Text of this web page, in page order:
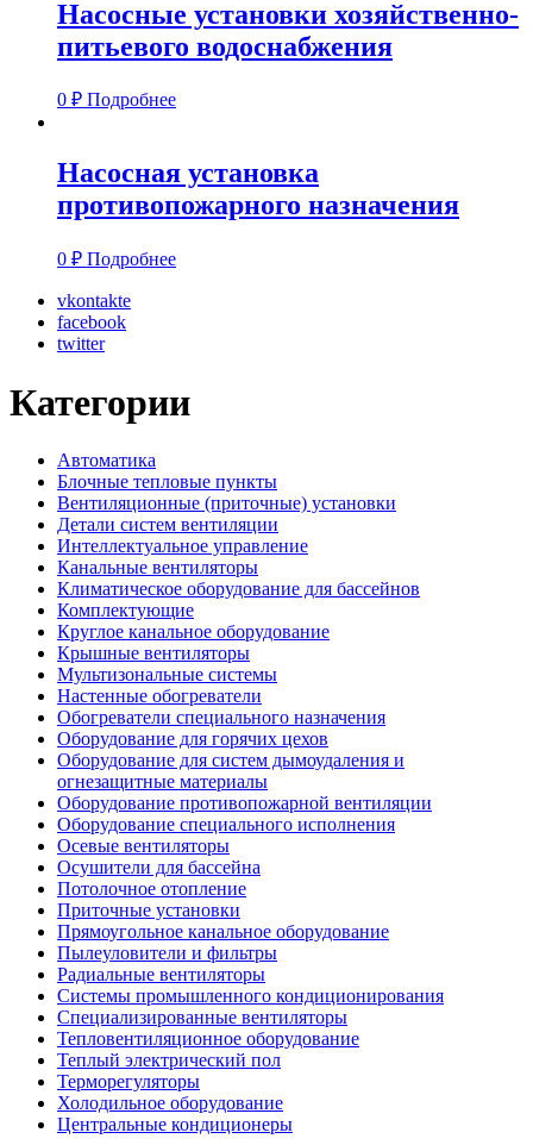
Насосные установки хозяйственно-
питьевого водоснабжения
0 ₽ Подробнее
Насосная установка
противопожарного назначения
0 ₽ Подробнее
vkontakte
facebook
twitter
Категории
Автоматика
Блочные тепловые пункты
Вентиляционные (приточные) установки
Детали систем вентиляции
Интеллектуальное управление
Канальные вентиляторы
Климатическое оборудование для бассейнов
Комплектующие
Круглое канальное оборудование
Крышные вентиляторы
Мультизональные системы
Настенные обогреватели
Обогреватели специального назначения
Оборудование для горячих цехов
Оборудование для систем дымоудаления и
огнезащитные материалы
Оборудование противопожарной вентиляции
Оборудование специального исполнения
Осевые вентиляторы
Осушители для бассейна
Потолочное отопление
Приточные установки
Прямоугольное канальное оборудование
Пылеуловители и фильтры
Радиальные вентиляторы
Системы промышленного кондиционирования
Специализированные вентиляторы
Тепловентиляционное оборудование
Теплый электрический пол
Терморегуляторы
Холодильное оборудование
Центральные кондиционеры